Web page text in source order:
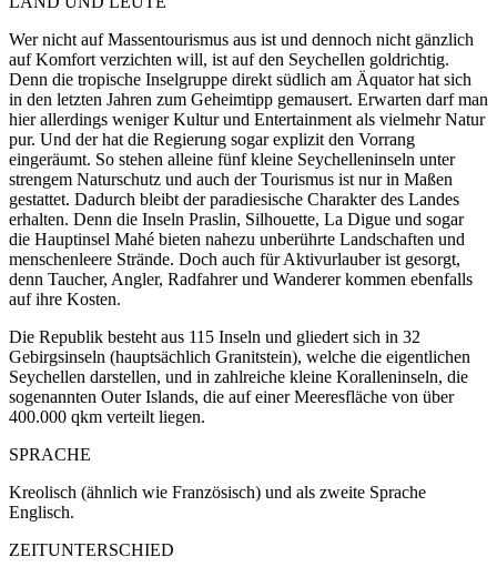
Wer nicht auf Massentourismus aus ist und dennoch nicht gänzlich
auf Komfort verzichten will, ist auf den Seychellen goldrichtig.
Denn die tropische Inselgruppe direkt südlich am Äquator hat sich
in den letzten Jahren zum Geheimtipp gemausert. Erwarten darf man
hier allerdings weniger Kultur und Entertainment als vielmehr Natur
pur. Und der hat die Regierung sogar explizit den Vorrang
eingeräumt. So stehen alleine fünf kleine Seychelleninseln unter
strengem Naturschutz und auch der Tourismus ist nur in Maßen
gestattet. Dadurch bleibt der paradiesische Charakter des Landes
erhalten. Denn die Inseln Praslin, Silhouette, La Digue und sogar
die Hauptinsel Mahé bieten nahezu unberührte Landschaften und
menschenleere Strände. Doch auch für Aktivurlauber ist gesorgt,
denn Taucher, Angler, Radfahrer und Wanderer kommen ebenfalls
auf ihre Kosten.
Die Republik besteht aus 115 Inseln und gliedert sich in 32
Gebirgsinseln (hauptsächlich Granitstein), welche die eigentlichen
Seychellen darstellen, und in zahlreiche kleine Koralleninseln, die
sogenannten Outer Islands, die auf einer Meeresfläche von über
400.000 qkm verteilt liegen.
SPRACHE
Kreolisch (ähnlich wie Französisch) und als zweite Sprache
Englisch.
ZEITUNTERSCHIED